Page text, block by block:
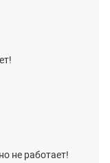
не работает!